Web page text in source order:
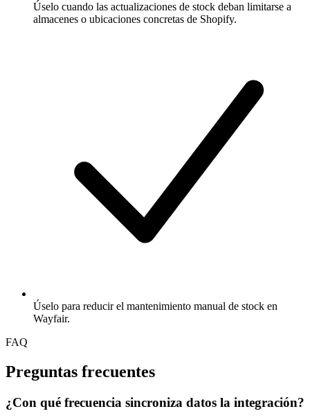
Úselo cuando las actualizaciones de stock deban limitarse a
almacenes o ubicaciones concretas de Shopify.
Úselo para reducir el mantenimiento manual de stock en
Wayfair.
FAQ
Preguntas frecuentes
¿Con qué frecuencia sincroniza datos la integración?